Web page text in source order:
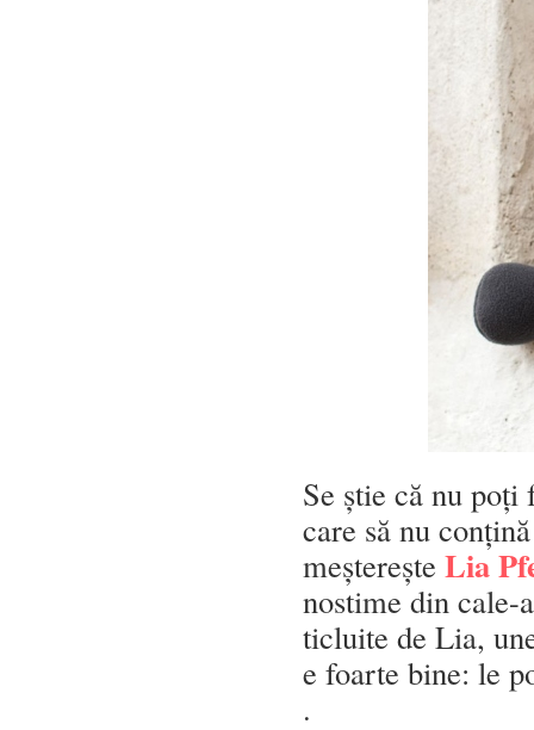
Se știe că nu
care să nu
meșterește Lia
nostime din cale-
ticluite de Lia,
e foarte bine: le
.